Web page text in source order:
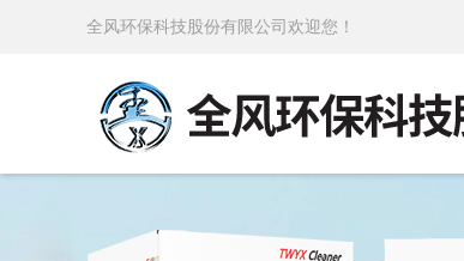
全风环保科技股份有限公司欢迎您！